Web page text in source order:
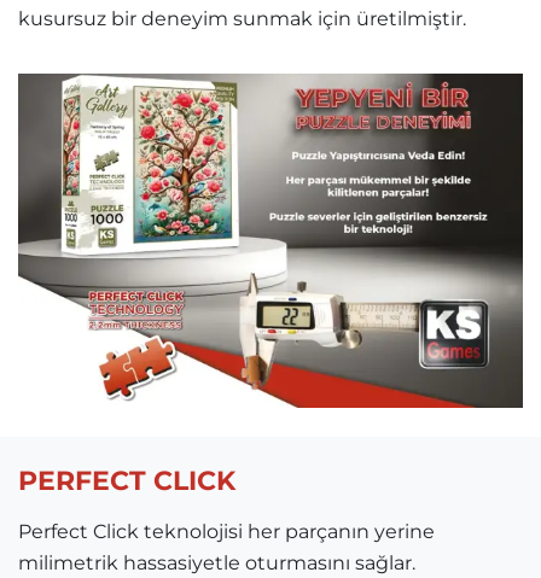
kusursuz bir deneyim sunmak için üretilmiştir.
PERFECT CLICK
Perfect Click teknolojisi her parçanın yerine
milimetrik hassasiyetle oturmasını sağlar.